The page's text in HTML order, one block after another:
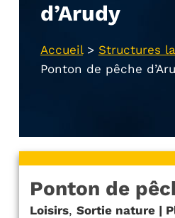
d’Arudy
Accueil> Structures
Ponton de pêche
Ponton de
Loisirs, Sortie nature |